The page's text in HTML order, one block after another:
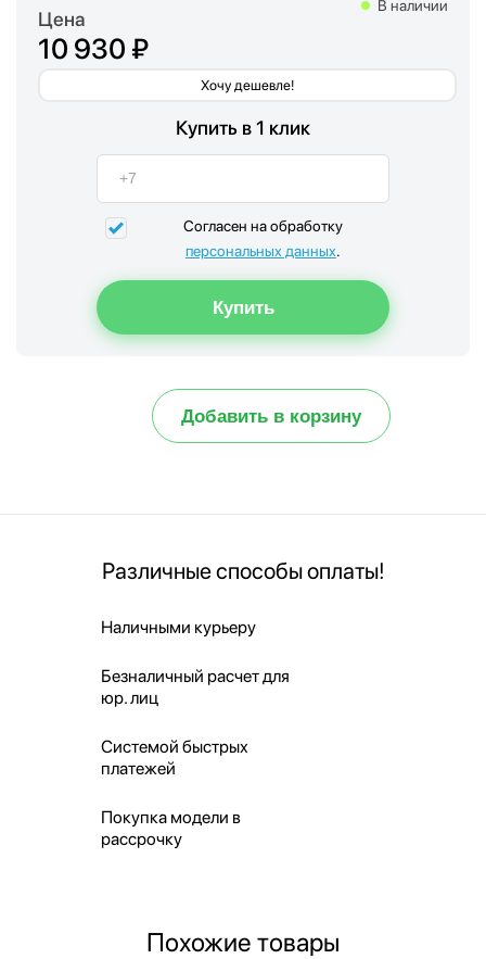
Цена
10 930 ₽
Хочу дешевле!
В наличии
Купить в 1 клик
Согласен на обработку
персональных данных.
Добавить в корзину
Различные способы оплаты!
Наличными курьеру
Безналичный расчет для
юр. лиц
Системой быстрых
платежей
Покупка модели в
рассрочку
Похожие товары